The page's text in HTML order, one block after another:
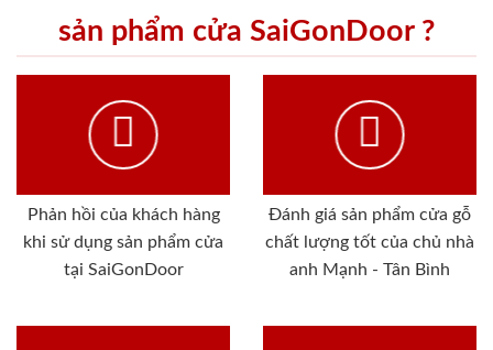
sản phẩm cửa SaiGonDoor ?
Phản hồi của khách hàng
khi sử dụng sản phẩm cửa
tại SaiGonDoor
Đánh giá sản phẩm cửa gỗ
chất lượng tốt của chủ nhà
anh Mạnh - Tân Bình